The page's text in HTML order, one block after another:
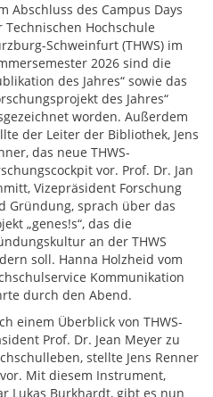
Abschluss des Campus Days
Technischen Hochschule
Schweinfurt (THWS) im
2026 sind die
des Jahres“ sowie das
des Jahres“
worden. Außerdem
der Leiter der Bibliothek, Jens
das neue THWS-
vor. Prof. Dr. Jan
Vizepräsident Forschung
Gründung, sprach über das
„genes!s“, das die
an der THWS
soll. Hanna Holzheid vom
Kommunikation
durch den Abend.
einem Überblick von THWS-
Prof. Dr. Jean Meyer zu
stellte Jens Renner
Mit diesem Instrument,
Lukas Burkhardt, gibt es nun